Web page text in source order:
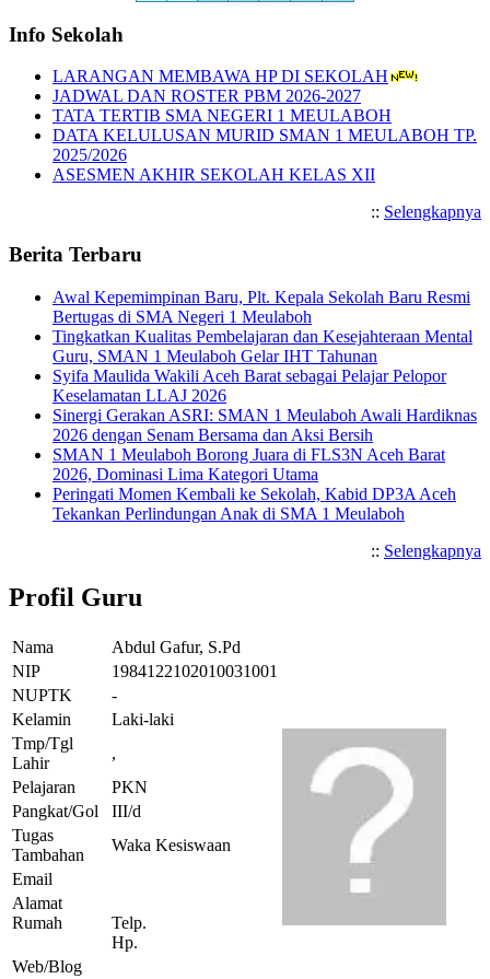
Info Sekolah
LARANGAN MEMBAWA HP DI SEKOLAH
JADWAL DAN ROSTER PBM 2026-2027
TATA TERTIB SMA NEGERI 1 MEULABOH
DATA KELULUSAN MURID SMAN 1 MEULABOH TP.
2025/2026
ASESMEN AKHIR SEKOLAH KELAS XII
:: Selengkapnya
Berita Terbaru
Awal Kepemimpinan Baru, Plt. Kepala Sekolah Baru Resmi
Bertugas di SMA Negeri 1 Meulaboh
Tingkatkan Kualitas Pembelajaran dan Kesejahteraan Mental
Guru, SMAN 1 Meulaboh Gelar IHT Tahunan
Syifa Maulida Wakili Aceh Barat sebagai Pelajar Pelopor
Keselamatan LLAJ 2026
Sinergi Gerakan ASRI: SMAN 1 Meulaboh Awali Hardiknas
2026 dengan Senam Bersama dan Aksi Bersih
SMAN 1 Meulaboh Borong Juara di FLS3N Aceh Barat
2026, Dominasi Lima Kategori Utama
Peringati Momen Kembali ke Sekolah, Kabid DP3A Aceh
Tekankan Perlindungan Anak di SMA 1 Meulaboh
:: Selengkapnya
Profil Guru
Nama
Abdul Gafur, S.Pd
NIP
1984122102010031001
NUPTK
-
Kelamin
Laki-laki
Tmp/Tgl
Lahir
,
Pelajaran
PKN
Pangkat/Gol
III/d
Tugas
Tambahan
Waka Kesiswaan
Email
Alamat
Rumah
Telp.
Hp.
Web/Blog